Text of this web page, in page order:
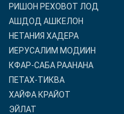
РИШОН РЕХОВОТ ЛОД
АШДОД АШКЕЛОН
НЕТАНИЯ ХАДЕРА
ИЕРУСАЛИМ МОДИИН
КФАР-САБА РААНАНА
ПЕТАХ-ТИКВА
ХАЙФА КРАЙОТ
ЭЙЛАТ